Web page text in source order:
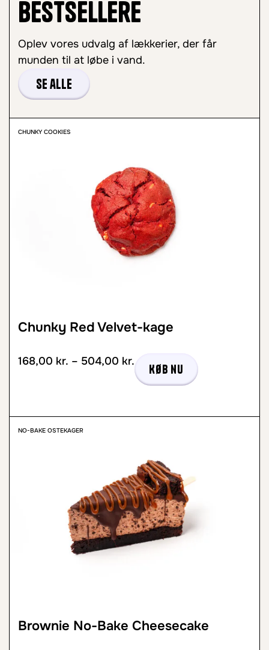
Bestsellere
Oplev vores udvalg af lækkerier, der får
munden til at løbe i vand.
Se alle
CHUNKY COOKIES
Chunky Red Velvet-kage
168,00 kr. – 504,00 kr.
Køb nu
NO-BAKE OSTEKAGER
Brownie No-Bake Cheesecake